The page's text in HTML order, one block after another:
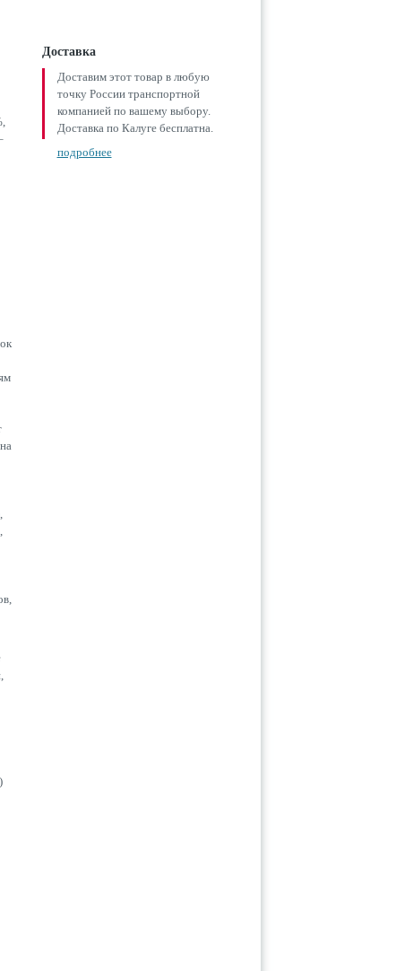
Доставка
Доставим этот товар в любую
точку России транспортной
компанией по вашему выбору.
Доставка по Калуге бесплатна.
подробнее